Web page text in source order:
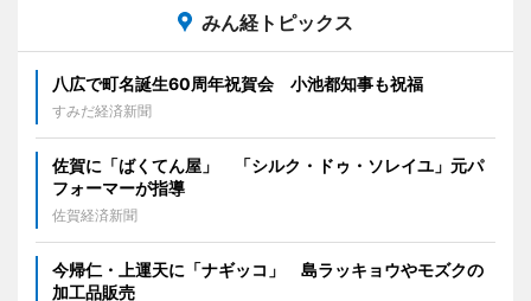
みん経トピックス
八広で町名誕生60周年祝賀会 小池都知事も祝福
すみだ経済新聞
佐賀に「ばくてん屋」 「シルク・ドゥ・ソレイユ」元パ
フォーマーが指導
佐賀経済新聞
今帰仁・上運天に「ナギッコ」 島ラッキョウやモズクの
加工品販売